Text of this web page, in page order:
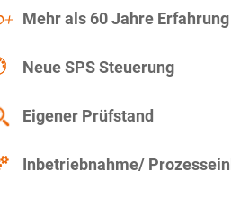
Mehr als 60 Jahre Erfahrung
Neue SPS Steuerung
Eigener Prüfstand
Inbetriebnahme/